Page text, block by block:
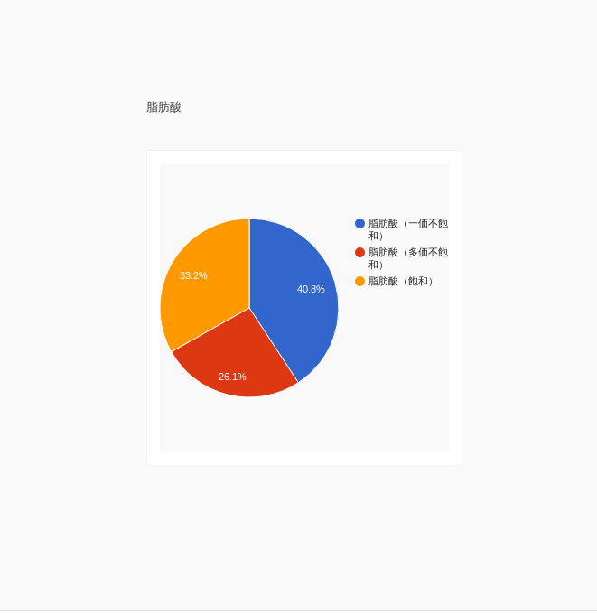
脂肪酸
脂肪酸（一価不飽
和）
脂肪酸（多価不飽
和）
脂肪酸（飽和）
40.8%
33.2%
26.1%